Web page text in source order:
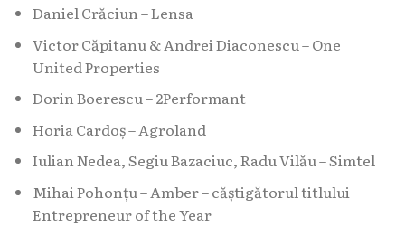
Daniel Crăciun – Lensa
Victor Căpitanu & Andrei Diaconescu – One
United Properties
Dorin Boerescu – 2Performant
Horia Cardoș – Agroland
Iulian Nedea, Segiu Bazaciuc, Radu Vilău – Simtel
Mihai Pohonțu – Amber – căștigătorul titlului
Entrepreneur of the Year